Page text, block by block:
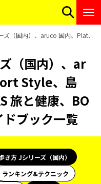
ズ（国内）、aruco 国内、Plat、
（国内）、ar
Style、島
旅と健康、BO
ブック一覧
き方 Jシリーズ（国内）
ランキング&テクニック